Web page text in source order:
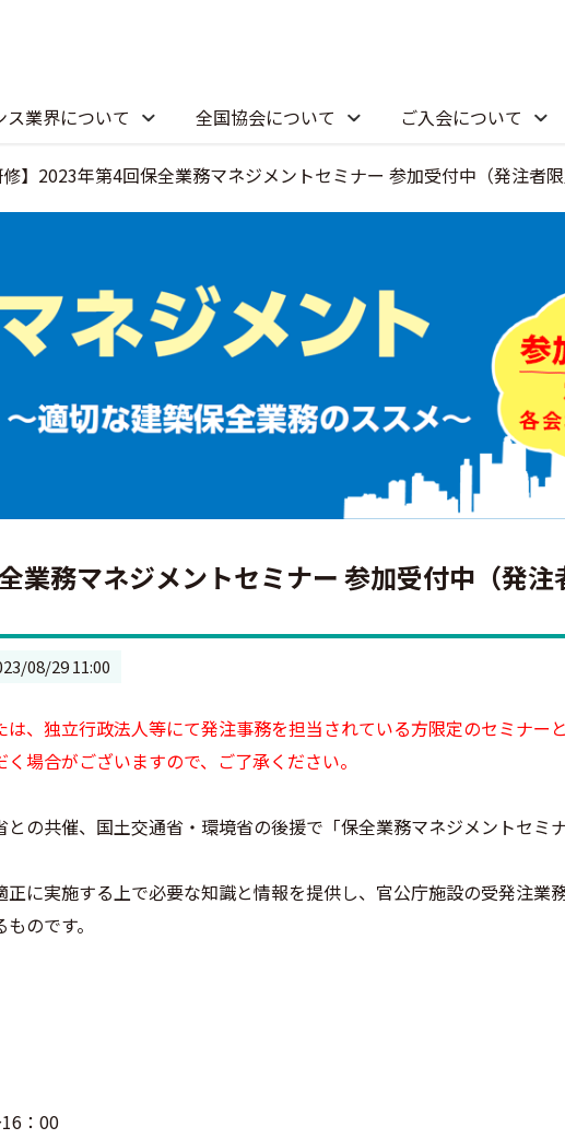
ス業界について 全国協会について ご入会について
修】2023年第4回保全業務マネジメントセミナー 参加受付中（発注者限
業務マネジメントセミナー 参加受付中（発注
08/29 11:00
、独立行政法人等にて発注事務を担当されている方限定のセミナー
場合がございますので、ご了承ください。
の共催、国土交通省・環境省の後援で「保全業務マネジメントセミ
に実施する上で必要な知識と情報を提供し、官公庁施設の受発注業
のです。
：00